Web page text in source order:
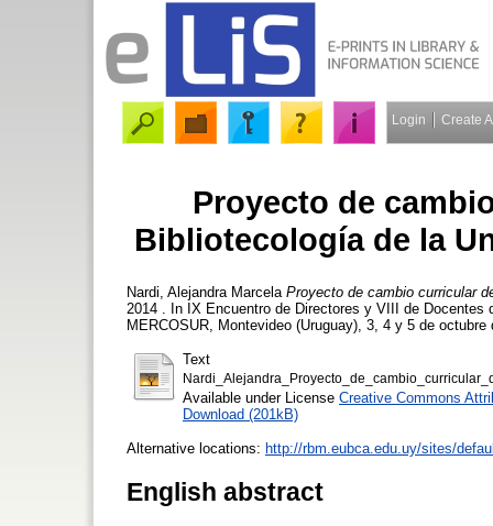
Login Create
Proyecto de
Bibliotecología de la
Nardi, Alejandra Marcela Proyecto de cambio curricular
2014 . In IX Encuentro de Directores y VIII de
MERCOSUR, Montevideo (Uruguay), 3, 4 y 5 de
Text
Available under License Creative Commons
Download (201kB)
Alternative locations: http://rbm.eubca.edu.uy/sites/
English abstract